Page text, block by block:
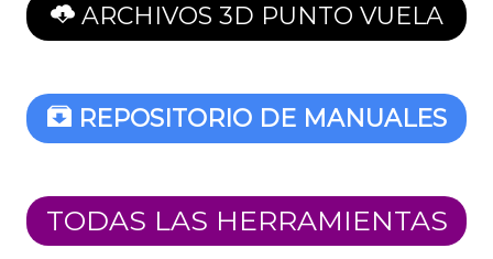
ARCHIVOS 3D PUNTO VUELA
REPOSITORIO DE MANUALES
TODAS LAS HERRAMIENTAS